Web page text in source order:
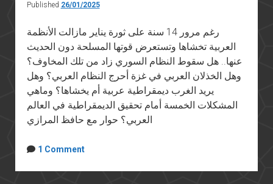
Published 26/01/2025
رغم مرور 14 سنة على ثورة يناير مازالت الأنظمة
العربية تخشاها وتستعرض قوتها المسلحة دون الحديث
عنها.. هل سقوط النظام السوري زاد من تلك المخاوف؟
وهل الخذلان العربي في غزة أحرج النظام العربي؟ وهل
يريد الغرب ديمقراطية عربية أم يخشاها؟ وماهي
المشكلات الخمسة أمام تحقيق الديمقراطية في العالم
العربي؟ حوار مع حافظ المرازي
1 Comment